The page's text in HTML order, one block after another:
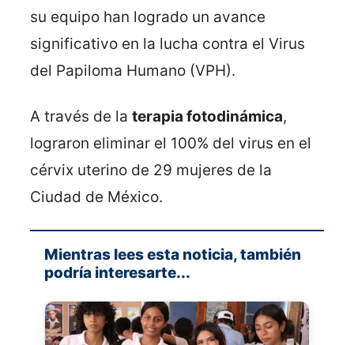
su equipo han logrado un avance
significativo en la lucha contra el Virus
del Papiloma Humano (VPH).
A través de la terapia fotodinámica,
lograron eliminar el 100% del virus en el
cérvix uterino de 29 mujeres de la
Ciudad de México.
Mientras lees esta noticia, también
podría interesarte...